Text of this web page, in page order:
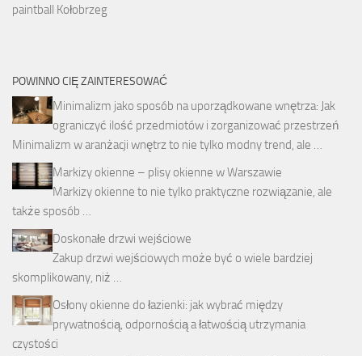
paintball Kołobrzeg
POWINNO CIĘ ZAINTERESOWAĆ
Minimalizm jako sposób na uporządkowane wnętrza: Jak
ograniczyć ilość przedmiotów i zorganizować przestrzeń
Minimalizm w aranżacji wnętrz to nie tylko modny trend, ale …
Markizy okienne – plisy okienne w Warszawie
Markizy okienne to nie tylko praktyczne rozwiązanie, ale
także sposób …
Doskonałe drzwi wejściowe
Zakup drzwi wejściowych może być o wiele bardziej
skomplikowany, niż …
Osłony okienne do łazienki: jak wybrać między
prywatnością, odpornością a łatwością utrzymania
czystości